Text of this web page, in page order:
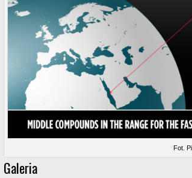
Fot.
Galeria